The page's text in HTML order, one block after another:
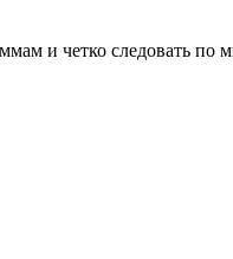
и четко следовать